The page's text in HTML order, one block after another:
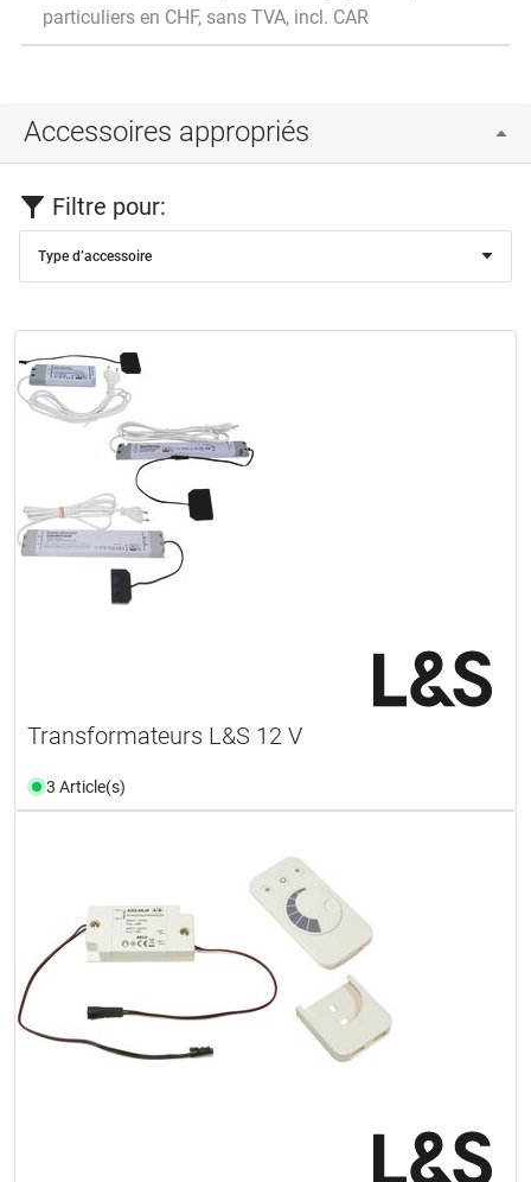
particuliers en CHF, sans TVA, incl. CAR
Accessoires appropriés
Filtre pour:
Type d’accessoire
Transformateurs L&S 12 V
3 Article(s)